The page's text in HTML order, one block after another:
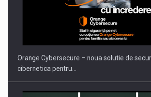
PUTTING ROMANIAN CORPORATE
INTERNATIONAL BUSINESS SCENE
Orange Cybersecure – noua solutie de
cibernetica pentru…